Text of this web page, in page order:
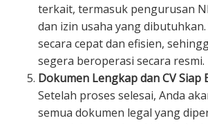
terkait, termasuk pengurusan
dan izin usaha yang
secara cepat dan efisien,
segera beroperasi secara resmi.
Dokumen Lengkap dan CV Siap
Setelah proses selesai, Anda
semua dokumen legal yang